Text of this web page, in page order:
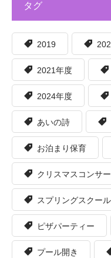
タグ
2019
2021年度
2024年度
あいの詩
お泊まり保育
クリスマスコンサー
スプリングスクール
ピザパーティー
プール開き